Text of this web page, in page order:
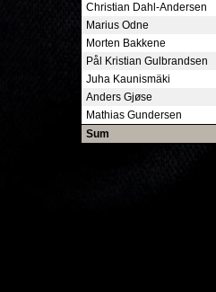
Christian Dahl-Andersen
Marius Odne
Morten Bakkene
Pål Kristian Gulbrandsen
Juha Kaunismäki
Anders Gjøse
Mathias Gundersen
Sum